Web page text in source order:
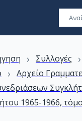
› Συλλογές ›
› Αρχείο
1965-1966,